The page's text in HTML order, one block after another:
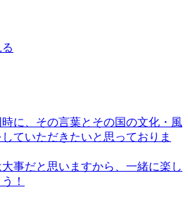
に、その言葉とその国の文化・風
ていただきたいと思っておりま
事だと思いますから、一緒に楽し
！